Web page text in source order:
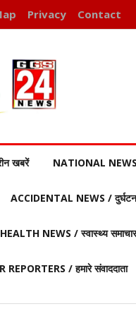
Privacy Contact
खबरें NATIONAL NEWS
ACCIDENTAL NEWS /
HEALTH NEWS / स्वास्थ्य समाचार
REPORTERS / हमारे संवाददाता